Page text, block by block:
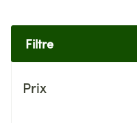
Filtre
Prix